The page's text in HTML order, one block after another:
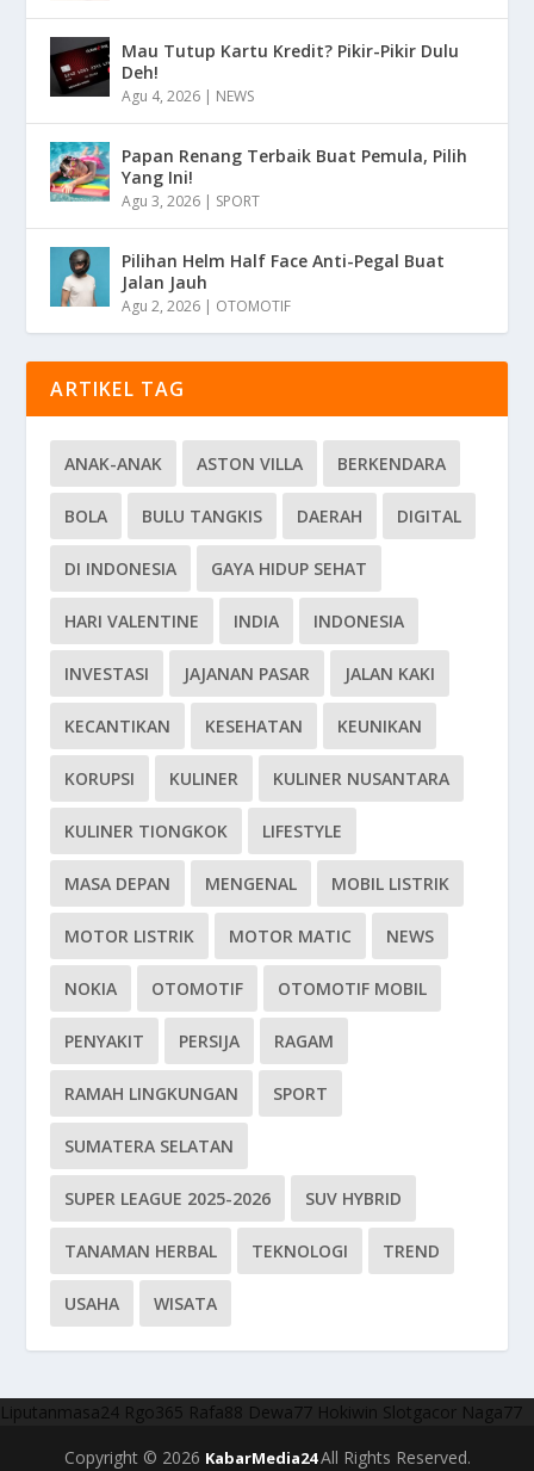
Mau Tutup Kartu Kredit? Pikir-Pikir Dulu
Deh!
Agu 4, 2026 | NEWS
Papan Renang Terbaik Buat Pemula, Pilih
Yang Ini!
Agu 3, 2026 | SPORT
Pilihan Helm Half Face Anti-Pegal Buat
Jalan Jauh
Agu 2, 2026 | OTOMOTIF
ARTIKEL TAG
ANAK-ANAK ASTON VILLA BERKENDARA
BOLA BULU TANGKIS DAERAH DIGITAL
DI INDONESIA GAYA HIDUP SEHAT
HARI VALENTINE INDIA INDONESIA
INVESTASI JAJANAN PASAR JALAN KAKI
KECANTIKAN KESEHATAN KEUNIKAN
KORUPSI KULINER KULINER NUSANTARA
KULINER TIONGKOK LIFESTYLE
MASA DEPAN MENGENAL MOBIL LISTRIK
MOTOR LISTRIK MOTOR MATIC NEWS
NOKIA OTOMOTIF OTOMOTIF MOBIL
PENYAKIT PERSIJA RAGAM
RAMAH LINGKUNGAN SPORT
SUMATERA SELATAN
SUPER LEAGUE 2025-2026 SUV HYBRID
TANAMAN HERBAL TEKNOLOGI TREND
USAHA WISATA
Liputanmasa24 Rgo365 Rafa88 Dewa77 Hokiwin Slotgacor Naga77
Copyright © 2026 KabarMedia24All Rights Reserved.